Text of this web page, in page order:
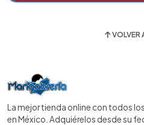
VOLVER
La mejor tienda online con todos
en México. Adquiérelos desde su